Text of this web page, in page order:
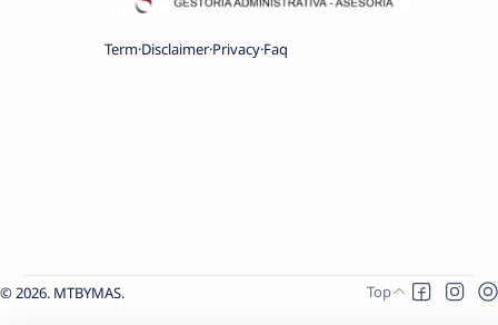
Term Disclaimer Privacy Faq
2026. MTBYMAS.